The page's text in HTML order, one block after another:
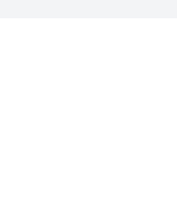
операторов...